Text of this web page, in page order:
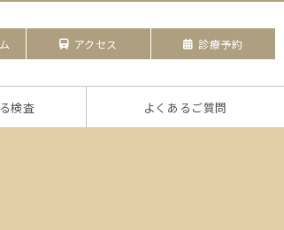
アクセス 診療予約
検査 よくあるご質問